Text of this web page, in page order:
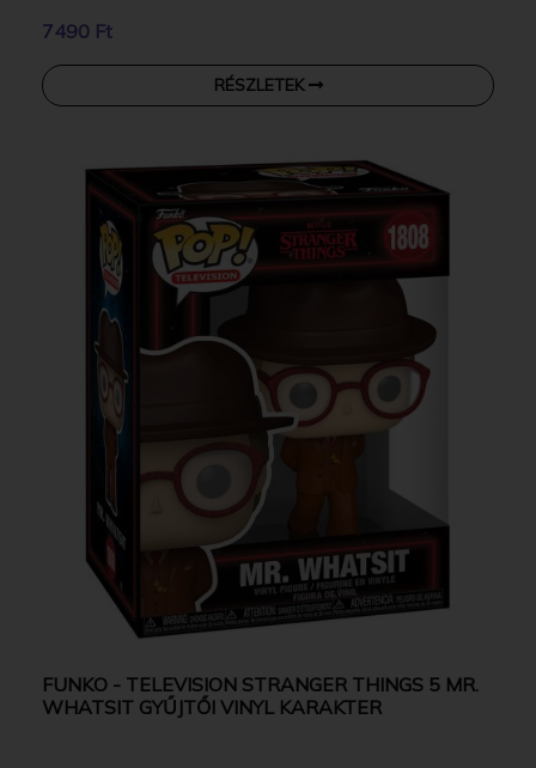
7490 Ft
RÉSZLETEK
FUNKO - TELEVISION STRANGER THINGS 5 MR.
WHATSIT GYŰJTŐI VINYL KARAKTER